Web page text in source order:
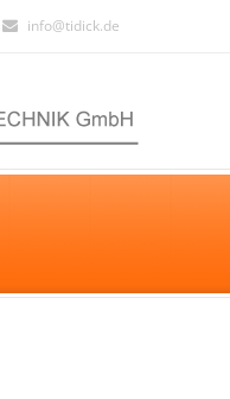
info@tidick.de